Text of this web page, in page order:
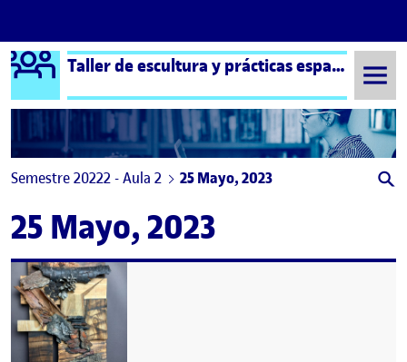
Saltar al contenido
Logo Ágora Taller de escultura y prácticas espaciales aula 2
Semestre 20222 - Aula 2 25 Mayo, 2023
25 Mayo, 2023